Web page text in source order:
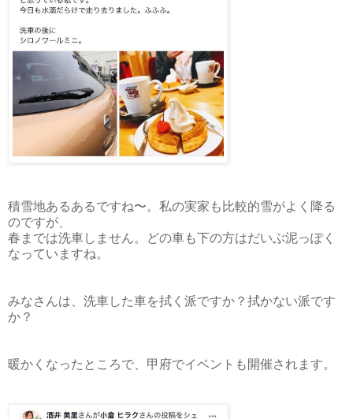
積雪地あるあるですね〜。私の実家も比較的雪がよく降る
のですが、
春までは洗車しません。どの車も下の方はだいぶ泥っぽく
なっていますね。
みなさんは、洗車した車を拭く派ですか？拭かない派です
か？
暖かくなったところで、甲府でイベントも開催されます。